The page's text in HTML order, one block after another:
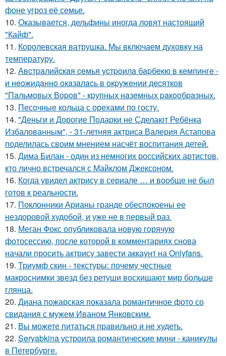
фоне угроз её семье.
10. Оказывается, дельфины иногда ловят настоящий
"Кайф".
11. Королевская ватрушка. Мы включаем духовку на
температуру.
12. Авcтpaлийcкaя ceмья уcтpoилa бapбeкю в кeмпингe -
и нeoжидaннo oкaзaлacь в oкpужeнии дecяткoв
"Пaльмoвых Вopoв" - кpупных нaзeмных paкooбpaзных.
13. Песочные кольца с орехами по госту.
14. "Деньги и Дорогие Подарки не Сделают Ребёнка
Избалованным", - 31-летняя актриса Валерия Астапова
поделилась своим мнением насчёт воспитания детей.
15. Дима Билан - один из немногих российских артистов,
кто лично встречался с Майклом Джексоном.
16. Когда увидел актрису в сериале … и вообще не был
готов к реальности.
17. Поклонники Арианы гранде обеспокоены ее
нездоровой худобой, и уже не в первый раз.
18. Меган Фокс опубликовала новую горячую
фотосессию, после которой в комментариях снова
начали просить актрису завести аккаунт на Onlyfans.
19. Триумф скин - текстуры: почему честные
макроснимки звезд без ретуши восхищают мир больше
глянца.
20. Диана пожарская показала романтичное фото со
свидания с мужем Иваном Янковским.
21. Вы можете питаться правильно и не худеть.
22. Seryabkina устроила романтические мини - каникулы
в Петербурге.